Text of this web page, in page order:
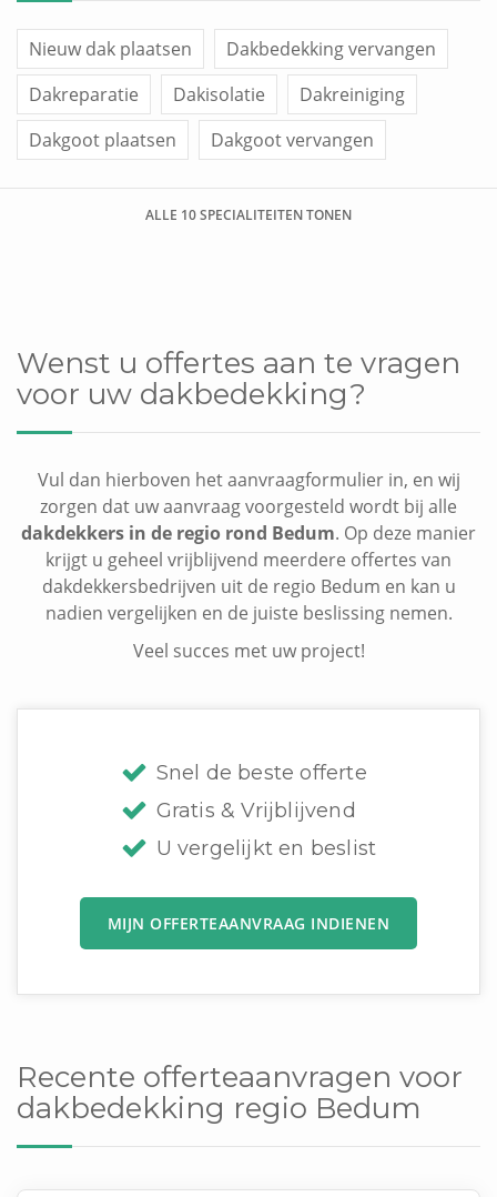
Nieuw dak plaatsen
Dakbedekking vervangen
Dakreparatie
Dakisolatie
Dakreiniging
Dakgoot plaatsen
Dakgoot vervangen
Dakraam plaatsen
Overige werken
ALLE 10 SPECIALITEITEN TONEN
Wenst u offertes aan te vragen
voor uw dakbedekking?
Vul dan hierboven het aanvraagformulier in, en wij
zorgen dat uw aanvraag voorgesteld wordt bij alle
dakdekkers in de regio rond Bedum. Op deze manier
krijgt u geheel vrijblijvend meerdere offertes van
dakdekkersbedrijven uit de regio Bedum en kan u
nadien vergelijken en de juiste beslissing nemen.
Veel succes met uw project!
Snel de beste offerte
Gratis & Vrijblijvend
U vergelijkt en beslist
MIJN OFFERTEAANVRAAG INDIENEN
Recente offerteaanvragen voor
dakbedekking regio Bedum